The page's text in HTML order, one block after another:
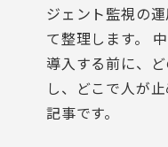
ジェント監視の
て整理します。
導入する前に、
し、どこで人が
記事です。